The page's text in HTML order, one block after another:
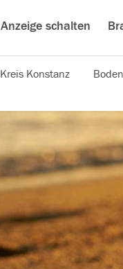
Anzeige schalten
Kreis Konstanz